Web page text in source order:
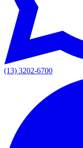
(13) 3202-6700